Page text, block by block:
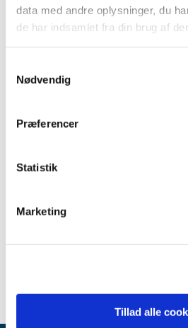
data med andre oplysninger, du
de har indsamlet fra din brug af
Nødvendig
Præferencer
Statistik
Marketing
Tillad alle
2015 (33)
2014 (44)
2013 (49)
2011 (13)
2009 (14)
2007 (3)
januar (1)